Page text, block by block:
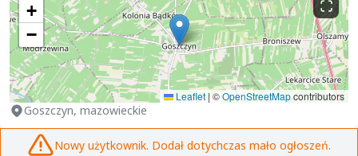
+
−
Leaflet | ©OpenStreetMapcontributors
Goszczyn, mazowieckie
Nowy użytkownik. Dodał dotychczas mało ogłoszeń.